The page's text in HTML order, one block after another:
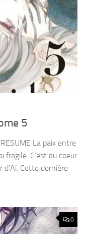
5
La paix entre
fragile. C’est au coeur
Cette dernière
0